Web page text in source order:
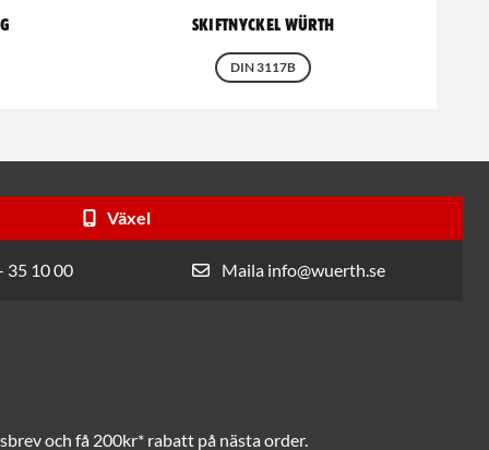
Skiftnyckel Würth
DIN 3117B
Växel
35 10 00 Maila info@wuerth.se
och få 200kr* rabatt på nästa order.